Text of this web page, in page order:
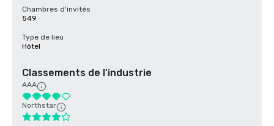
Chambres d'invités
549
Type de lieu
Hôtel
Classements de l'industrie
AAA
Northstar